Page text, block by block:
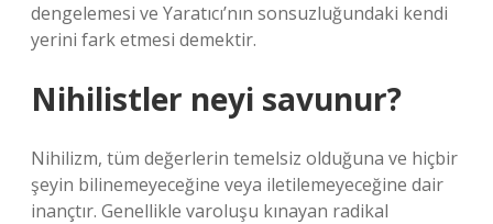
dengelemesi ve Yaratıcı’nın sonsuzluğundaki kendi
yerini fark etmesi demektir.
Nihilistler neyi savunur?
Nihilizm, tüm değerlerin temelsiz olduğuna ve hiçbir
şeyin bilinemeyeceğine veya iletilemeyeceğine dair
inançtır. Genellikle varoluşu kınayan radikal